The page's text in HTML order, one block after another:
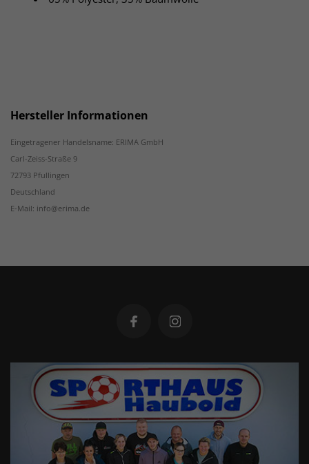
Hersteller Informationen
Eingetragener Handelsname: ERIMA GmbH
Carl-Zeiss-Straße 9
72793 Pfullingen
Deutschland
E-Mail: info@erima.de